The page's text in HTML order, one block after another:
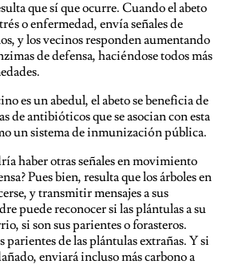
que sí que ocurre. Cuando el abeto
o enfermedad, envía señales de
y los vecinos responden aumentando
de defensa, haciéndose todos más
es un abedul, el abeto se beneficia de
de antibióticos que se asocian con esta
un sistema de inmunización pública.
haber otras señales en movimiento
Pues bien, resulta que los árboles en
y transmitir mensajes a sus
puede reconocer si las plántulas a su
si son sus parientes o forasteros.
parientes de las plántulas extrañas. Y si
enviará incluso más carbono a